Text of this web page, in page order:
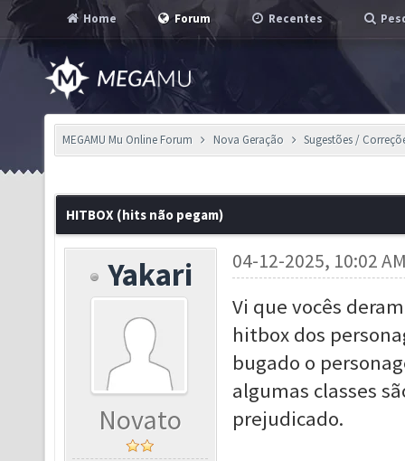
Home Forum Recentes
MEGAMU Mu Online Forum Nova Geração Sugestões /
HITBOX (hits não pegam)
Yakari
Novato
04-12-2025, 10:02
Vi que vocês
hitbox dos
bugado o
algumas classes
prejudicado.